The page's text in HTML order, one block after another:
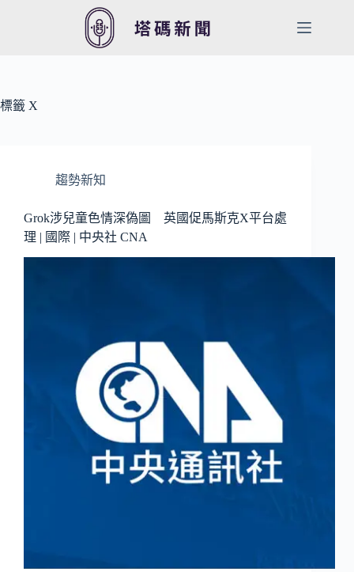
容
標籤 X
趨勢新知
Grok涉兒童色情深偽圖 英國促馬斯克X平台處
理 | 國際 | 中央社 CNA